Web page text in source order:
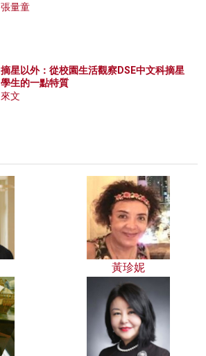
張量童
摘星以外：從校園生活觀察DSE中文科摘星
學生的一點特質
來文
黃珍妮